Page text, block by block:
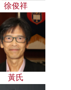
徐俊祥
黃氏